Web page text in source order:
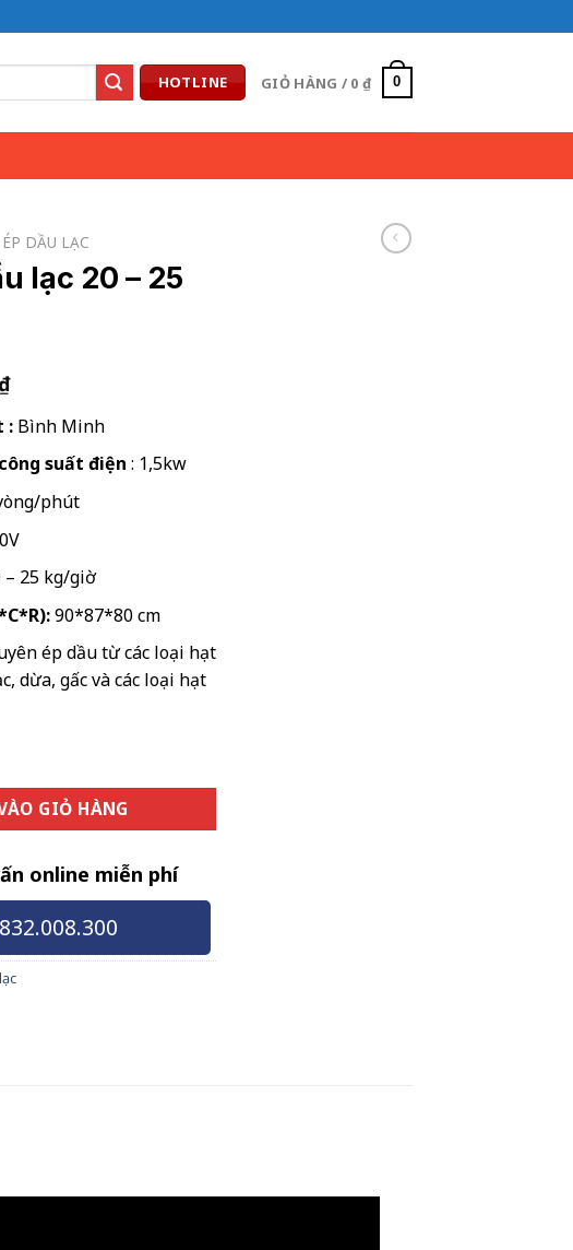
HOTLINE GIỎ HÀNG / 0 ₫ 0
ÉP DẦU LẠC
lạc 20 – 25
:Bình Minh
suất điện : 1,5kw
phút
– 25 kg/giờ
90*87*80 cm
ép dầu từ các loại hạt
dừa, gấc và các loại hạt
25 kg/giờ số lượng
GIỎ HÀNG
online miễn phí